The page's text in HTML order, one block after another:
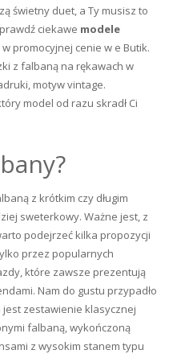
świetny duet, a Ty musisz to
ciekawe modele
promocyjnej cenie w e Butik.
z falbaną na rękawach w
motyw vintage.
model od razu skradł Ci
z krótkim czy długim
sweterkowy. Ważne jest, z
podejrzeć kilka propozycji
przez popularnych
które zawsze prezentują
Nam do gustu przypadło
jest zestawienie klasycznej
falbaną, wykończoną
z wysokim stanem typu